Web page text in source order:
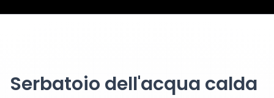
Serbatoio dell'acqua calda